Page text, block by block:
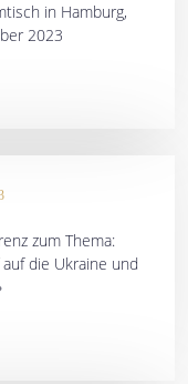
in Hamburg,
2023
zum Thema:
auf die Ukraine und